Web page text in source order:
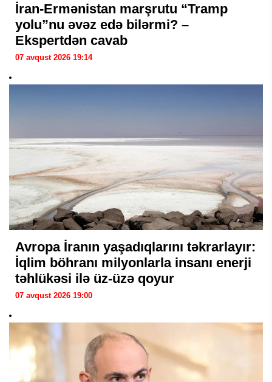
İran-Ermənistan marşrutu “Tramp
yolu”nu əvəz edə bilərmi? –
Ekspertdən cavab
07 avqust 2026 19:14
Avropa İranın yaşadıqlarını təkrarlayır:
İqlim böhranı milyonlarla insanı enerji
təhlükəsi ilə üz-üzə qoyur
07 avqust 2026 19:00